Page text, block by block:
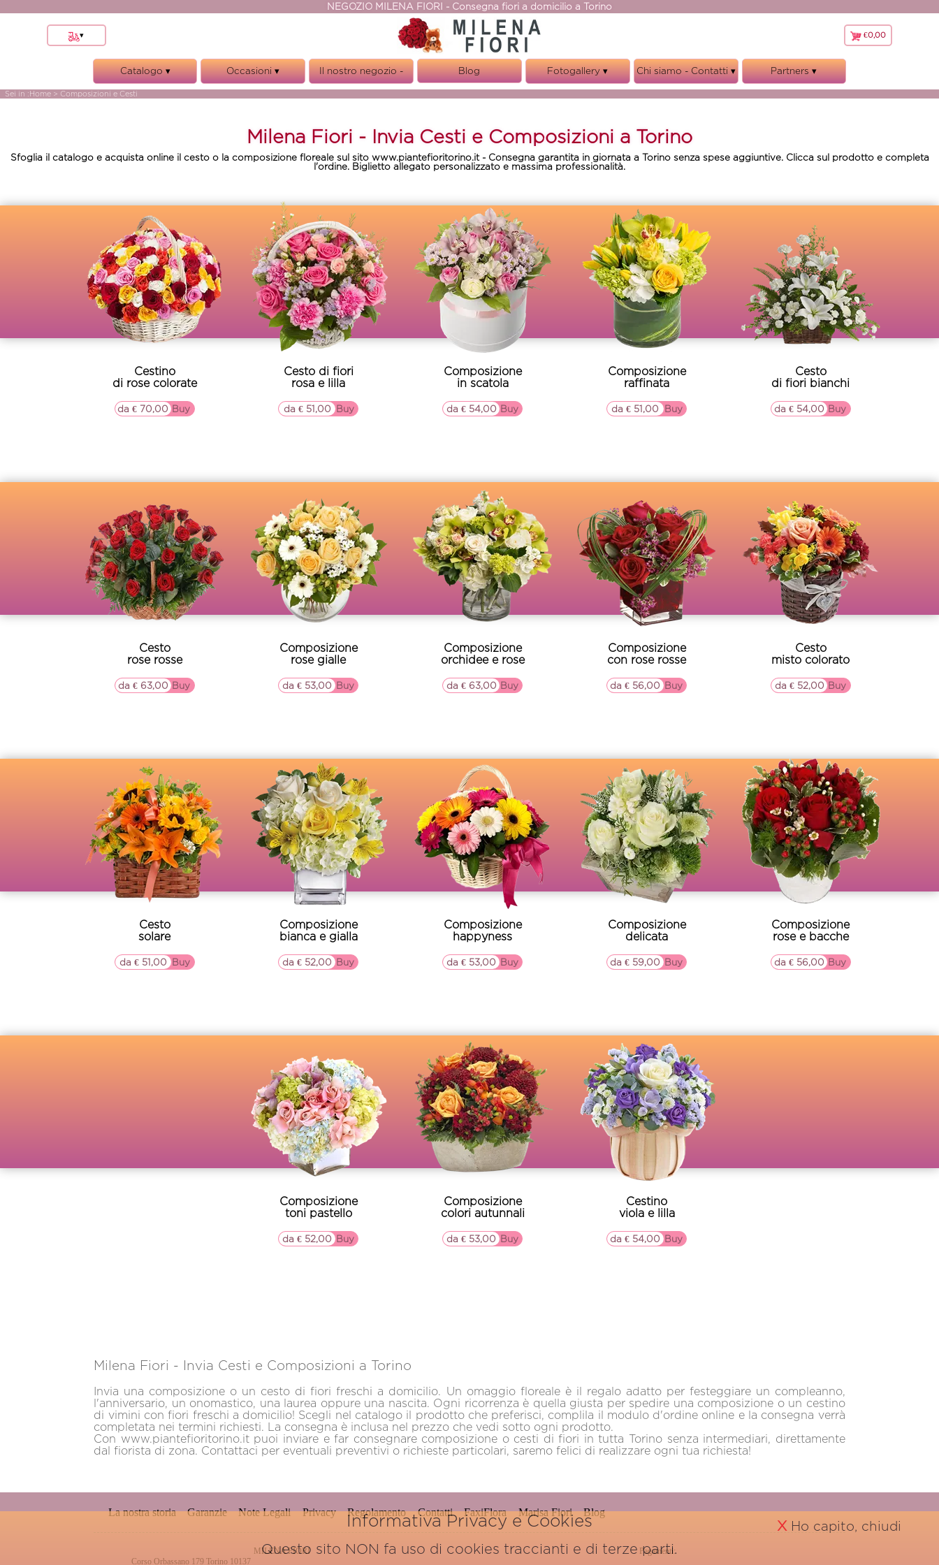
NEGOZIO MILENA FIORI - Consegna fiori a domicilio a Torino
▾ €0,00
€0,00
Catalogo ▾
Bouquet e Mazzi
Occasioni ▾
Matrimonio
Condoglianze
Il nostro negozio - Blog Fotogallery ▾
Milena Fiori Corso
Orbassano
Orchidee
Chi siamo - Contatti ▾
Note Legali
Privacy, cookies e GDPR
Partners ▾
Bloom’s Accademy
Sei in :Home > Composizioni e Cesti
Milena Fiori - Invia Cesti e Composizioni a Torino
Sfoglia il catalogo e acquista online il cesto o la composizione floreale sul sito www.piantefioritorino.it - Consegna garantita in giornata a Torino senza spese aggiuntive. Clicca sul prodotto e completa
l'ordine. Biglietto allegato personalizzato e massima professionalità.
Cestino
di rose colorate
▷▷ Buy
da € 70,00
Cesto di fiori
rosa e lilla
▷▷ Buy
da € 51,00
Composizione
in scatola
▷▷ Buy
da € 54,00
Composizione
raffinata
▷▷ Buy
da € 51,00
Cesto
di fiori bianchi
▷▷ Buy
da € 54,00
Cesto
rose rosse
▷▷ Buy
da € 63,00
Composizione
rose gialle
▷▷ Buy
da € 53,00
Composizione
orchidee e rose
▷▷ Buy
da € 63,00
Composizione
con rose rosse
▷▷ Buy
da € 56,00
Cesto
misto colorato
▷▷ Buy
da € 52,00
Cesto
solare
▷▷ Buy
da € 51,00
Composizione
bianca e gialla
▷▷ Buy
da € 52,00
Composizione
happyness
▷▷ Buy
da € 53,00
Composizione
delicata
▷▷ Buy
da € 59,00
Composizione
rose e bacche
▷▷ Buy
da € 56,00
Composizione
toni pastello
▷▷ Buy
da € 52,00
Composizione
colori autunnali
▷▷ Buy
da € 53,00
Cestino
viola e lilla
▷▷ Buy
da € 54,00
Milena Fiori - Invia Cesti e Composizioni a Torino
Invia una composizione o un cesto di fiori freschi a domicilio. Un omaggio floreale è il regalo adatto per festeggiare un compleanno,
l'anniversario, un onomastico, una laurea oppure una nascita. Ogni ricorrenza è quella giusta per spedire una composizione o un cestino
di vimini con fiori freschi a domicilio! Scegli nel catalogo il prodotto che preferisci, complila il modulo d'ordine online e la consegna verrà
completata nei termini richiesti. La consegna è inclusa nel prezzo che vedi sotto ogni prodotto.
Con www.piantefioritorino.it puoi inviare e far consegnare composizione o cesti di fiori in tutta Torino senza intermediari, direttamente
dal fiorista di zona. Contattaci per eventuali preventivi o richieste particolari, saremo felici di realizzare ogni tua richiesta!
La nostra storia Garanzie Note Legali Privacy Regolamento Contatti FaxiFlora Marisa Fiori Blog
MILENA FIORI
Corso Orbassano 179 Torino 10137
Pagamenti:
Informativa Privacy e Cookies
Questo sito NON fa uso di cookies traccianti e di terze parti.
X Ho capito, chiudi